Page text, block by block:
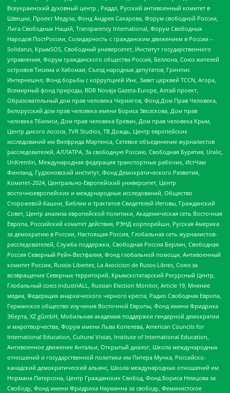
Всеукраинский духовный центр , Риддл, Русский антивоенный комитет в
Швеции, Проект Медуза, Фонд Андрея Сахарова, Форум свободной России,
Лига Свободных Наций, Transparеncy International, Форум Свободных
Народов ПостРоссии, Солидарность с гражданским движением в России –
Solidarus, КрымSOS, Свободный университет, Институт государственного
управления, Форум гражданского общества Россия, Беллона, Союз жителей
островов Тисима и Хабомаи, Съезд народных депутатов, Гринпис
Интернешнл, Фонд борьбы с коррупцией Инк, Завет церквей TCCN, Агора,
Всемирный фонд природы, BDR Novaja Gazeta-Europe, Алтай проект,
Образовательный дом прав человека Чернигов, Фонд Дом Прав Человека,
Белорусский дом прав человека имени Бориса Звозскова, Дом прав
человека Тбилиси, Дом прав человека Ереван, Дом прав человека Крым,
Центр дикого лосося, TVR Studios, ТВ Дождь, Центр европейских
исследований им Вилфрида Мартенса, Сетевое объединение журналистов
расследователей, АЛЛАТРА, За свободную Россию, Свободная Бурятия, Uralic,
UnKremlin, Международная федерация транспортных рабочих, ИстЧам
Финланд, Гудзоновский институт, Фонд Демократического Развития,
Комитет-2024, Центрально-Европейский университет, Центр
восточноевропейских и международных исследований, Общество
Сторожевой башни, Библии и трактатов Свидетелей Иеговы, Гражданский
Совет, Центр анализа европейской политики, Академическая сеть Восточная
Европа, Российский комитет действия, РЭНД корпорейшн, Русская Америка
за демократию в России, Настоящая Россия, Глобальная сеть журналистов-
расследователей, Служба поддержки, Свободная Россия Берлин, Свободная
Россия Северный Рейн-Вестфалия, Фонд глобальной помощи, Антивоенный
комитет России, Russie-Libertes, La Asocicion de Rusos Libres, Союз за
возвращение Северных территорий, Крымскотатарский Ресурсный Центр,
Глобальный союз IndustriALL, Russian Election Monitor, Article 19, Мнение
медиа, Федерация анархического черного креста, Радио Свободная Европа,
Германское общество изучения Восточной Европы, Фонд имени Фридриха
Эберта, XZ gGmbH, Мобильная академия поддержки гендерной демократии
и миротворчества, Форум имени Льва Копелева, American Councils for
International Education, Cultural Vistas, Institute of International Education,
Антивоенное движение Антальи, Открытый диалог, Школа международных
отношений и государственной политики им Питера Мунка, Российско-
канадский демократический альянс, Школа международных отношений им
Нормана Патерсона, Центр Гражданских Свобод, Фонд Бориса Немцова за
Свободу, Фонд имени Фридриха Науманна за свободу, Феминистское